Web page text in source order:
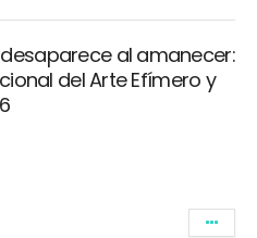
al amanecer:
del Arte Efímero y